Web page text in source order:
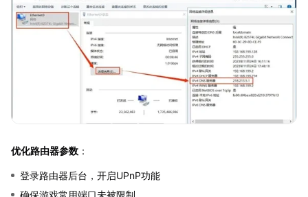
优化路由器参数 ：
登录路由器后台，开启UPnP功能
确保游戏常用端口未被限制